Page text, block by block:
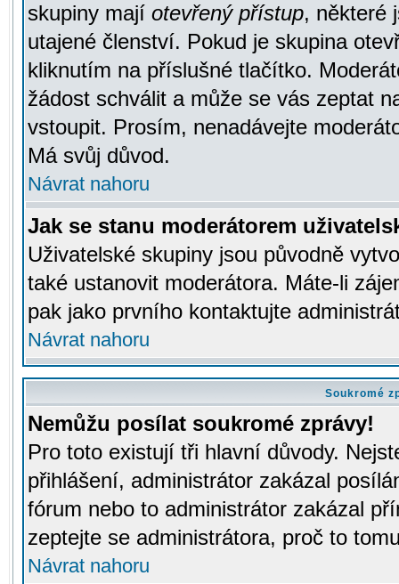
skupiny mají otevřený přístup, některé
utajené členství. Pokud je skupina
kliknutím na příslušné tlačítko.
žádost schválit a může se vás zeptat
vstoupit. Prosím, nenadávejte
Má svůj důvod.
Návrat nahoru
Jak se stanu moderátorem
Uživatelské skupiny jsou původně
také ustanovit moderátora. Máte-li
pak jako prvního kontaktujte
Návrat nahoru
Soukromé
Nemůžu posílat soukromé zprávy!
Pro toto existují tři hlavní důvody.
přihlášení, administrátor zakázal
fórum nebo to administrátor zakázal
zeptejte se administrátora, proč to
Návrat nahoru